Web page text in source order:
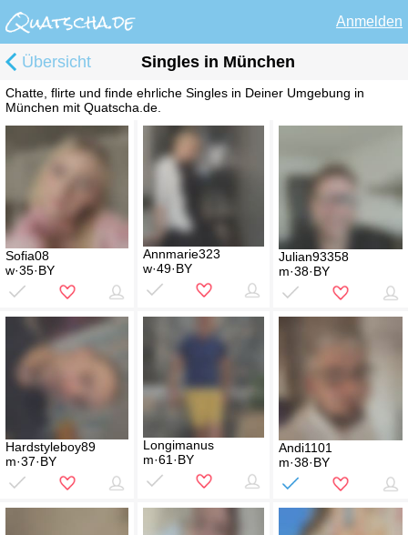
Anmelden
Übersicht Singles in München
Chatte, flirte und finde ehrliche Singles in Deiner Umgebung in
München mit Quatscha.de.
Sofia08
w·35·BY
Annmarie323
w·49·BY
Julian93358
m·38·BY
Hardstyleboy89
m·37·BY
Longimanus
m·61·BY
Andi1101
m·38·BY